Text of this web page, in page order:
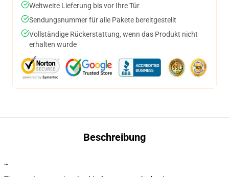
Weltweite Lieferung bis vor Ihre Tür
Sendungsnummer für alle Pakete bereitgestellt
Vollständige Rückerstattung, wenn das Produkt nicht
erhalten wurde
Beschreibung
""